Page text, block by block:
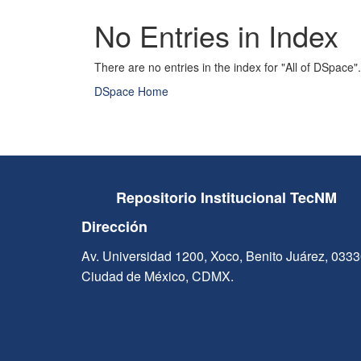
No Entries in Index
There are no entries in the index for "All of DSpace".
DSpace Home
Repositorio Institucional TecNM
Dirección
Av. Universidad 1200, Xoco, Benito Juárez,
Ciudad de México, CDMX.